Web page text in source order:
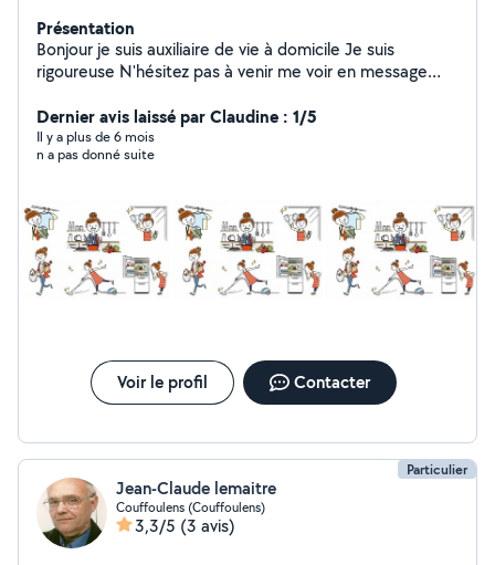
Présentation
Bonjour je suis auxiliaire de vie à domicile Je suis
rigoureuse N'hésitez pas à venir me voir en message
Dernier avis laissé par Claudine : 1/5
Il y a plus de 6 mois
n a pas donné suite
Voir le profil Contacter
Particulier
Jean-Claude lemaitre
Couffoulens (Couffoulens)
3,3/5 (3 avis)